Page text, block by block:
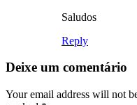
Saludos
Reply
Deixe um comentário
Your email address will not